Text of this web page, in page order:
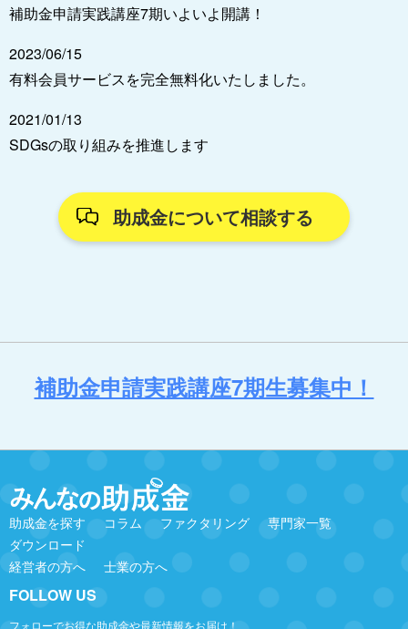
補助金申請実践講座7期いよいよ開講！
2023/06/15
有料会員サービスを完全無料化いたしました。
2021/01/13
SDGsの取り組みを推進します
助成金について相談する
補助金申請実践講座7期生募集中！
助成金を探す コラム ファクタリング
専門家一覧
ダウンロード
経営者の方へ
士業の方へ
FOLLOW US
フォローでお得な助成金や最新情報をお届け！